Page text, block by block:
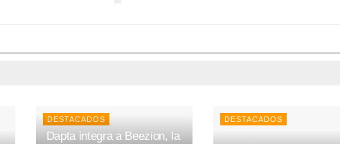
DESTACADOS
Dapta integra a Beezion, la
DESTACADOS